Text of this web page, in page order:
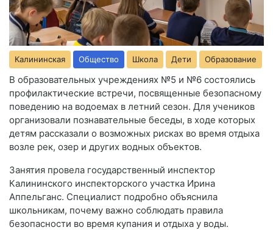
Калининская Общество Школа Дети Образование
В образовательных учреждениях №5 и №6 состоялись
профилактические встречи, посвященные безопасному
поведению на водоемах в летний сезон. Для учеников
организовали познавательные беседы, в ходе которых
детям рассказали о возможных рисках во время отдыха
возле рек, озер и других водных объектов.
Занятия провела государственный инспектор
Калининского инспекторского участка Ирина
Аппельганс. Специалист подробно объяснила
школьникам, почему важно соблюдать правила
безопасности во время купания и отдыха у воды.